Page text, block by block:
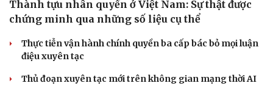
Luật Phòng, chống phổ biến vũ khí hủy diệt hàng loạt
không cản trở hoạt động dân sự
PODCAST
Truyện ngắn: "Bờ sông gió thổi" (Phần đầu)